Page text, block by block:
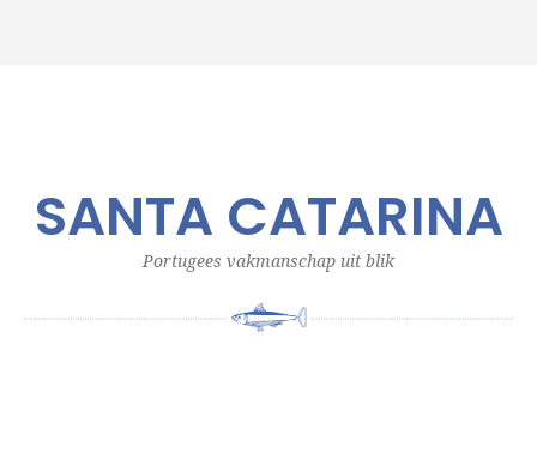
SANTA CATARINA
Portugees vakmanschap uit blik